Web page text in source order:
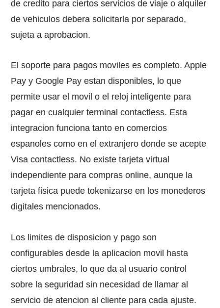
de credito para ciertos servicios de viaje o alquiler
de vehiculos debera solicitarla por separado,
sujeta a aprobacion.
El soporte para pagos moviles es completo. Apple
Pay y Google Pay estan disponibles, lo que
permite usar el movil o el reloj inteligente para
pagar en cualquier terminal contactless. Esta
integracion funciona tanto en comercios
espanoles como en el extranjero donde se acepte
Visa contactless. No existe tarjeta virtual
independiente para compras online, aunque la
tarjeta fisica puede tokenizarse en los monederos
digitales mencionados.
Los limites de disposicion y pago son
configurables desde la aplicacion movil hasta
ciertos umbrales, lo que da al usuario control
sobre la seguridad sin necesidad de llamar al
servicio de atencion al cliente para cada ajuste.